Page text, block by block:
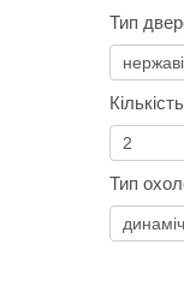
Тип
Тип